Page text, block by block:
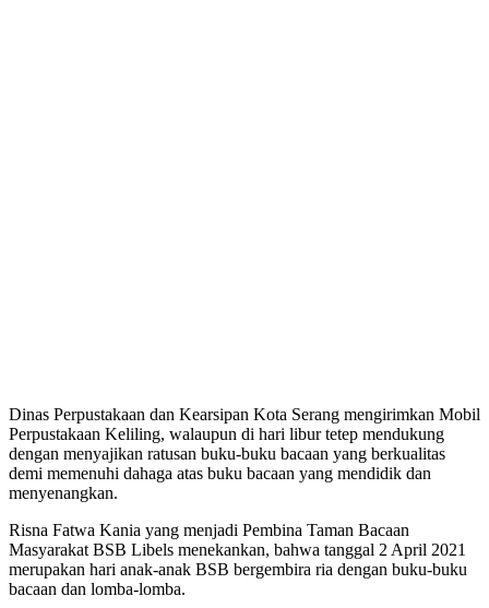
Dinas Perpustakaan dan Kearsipan Kota Serang mengirimkan Mobil
Perpustakaan Keliling, walaupun di hari libur tetep mendukung
dengan menyajikan ratusan buku-buku bacaan yang berkualitas
demi memenuhi dahaga atas buku bacaan yang mendidik dan
menyenangkan.
Risna Fatwa Kania yang menjadi Pembina Taman Bacaan
Masyarakat BSB Libels menekankan, bahwa tanggal 2 April 2021
merupakan hari anak-anak BSB bergembira ria dengan buku-buku
bacaan dan lomba-lomba.